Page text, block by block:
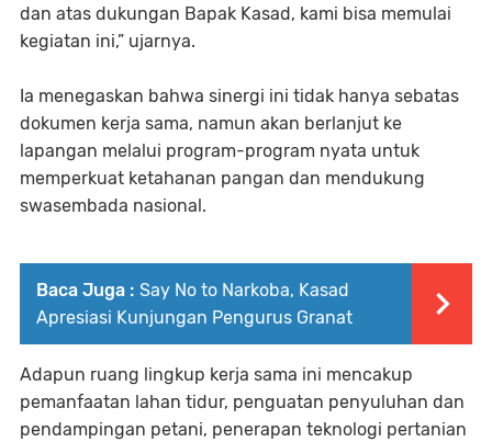
dan atas dukungan Bapak Kasad, kami bisa memulai
kegiatan ini,” ujarnya.
Ia menegaskan bahwa sinergi ini tidak hanya sebatas
dokumen kerja sama, namun akan berlanjut ke
lapangan melalui program-program nyata untuk
memperkuat ketahanan pangan dan mendukung
swasembada nasional.
Baca Juga : Say No to Narkoba, Kasad
Apresiasi Kunjungan Pengurus Granat
Adapun ruang lingkup kerja sama ini mencakup
pemanfaatan lahan tidur, penguatan penyuluhan dan
pendampingan petani, penerapan teknologi pertanian